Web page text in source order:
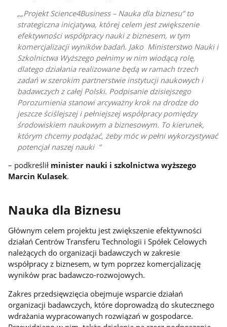
„Projekt Science4Business – Nauka dla biznesu” to
strategiczna inicjatywa, której celem jest zwiększenie
efektywności współpracy nauki z biznesem, w tym
komercjalizacji wyników badań. Jako Ministerstwo Nauki i
Szkolnictwa Wyższego pełnimy w nim wiodącą rolę,
dlatego działania realizowane będą w ramach trzech
zadań w szerokim partnerstwie instytucji naukowych i
badawczych z całej Polski. Podpisanie dzisiejszego
Porozumienia stanowi arcyważny krok na drodze do
jeszcze ściślejszej i pełniejszej współpracy pomiędzy
środowiskiem naukowym a biznesowym. To kierunek,
którym chcemy podążać, żeby móc w pełni wykorzystywać
potencjał naszej nauki
– podkreślił minister nauki i szkolnictwa wyższego
Marcin Kulasek.
Nauka dla Biznesu
Głównym celem projektu jest zwiększenie efektywności
działań Centrów Transferu Technologii i Spółek Celowych
należących do organizacji badawczych w zakresie
współpracy z biznesem, w tym poprzez komercjalizację
wyników prac badawczo-rozwojowych.
Zakres przedsięwzięcia obejmuje wsparcie działań
organizacji badawczych, które doprowadzą do skutecznego
wdrażania wypracowanych rozwiązań w gospodarce.